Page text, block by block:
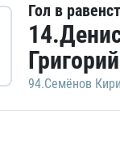
Гол в
94.Семёнов